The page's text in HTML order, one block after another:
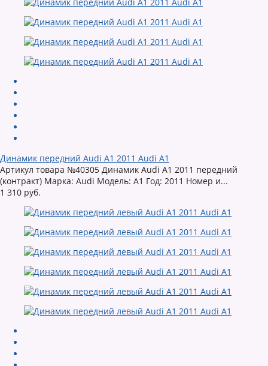
Динамик передний Audi A1 2011 Audi A1
Артикул товара №40305 Динамик Audi A1 2011 передний
(контракт) Марка: Audi Модель: A1 Год: 2011 Номер и...
1 310 руб.